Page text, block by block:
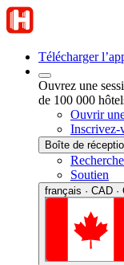
Télécharger
Ouvrez une
de 100 000
Ouvrir
Inscrivez-
Boîte de
Soutien
français · CAD ·